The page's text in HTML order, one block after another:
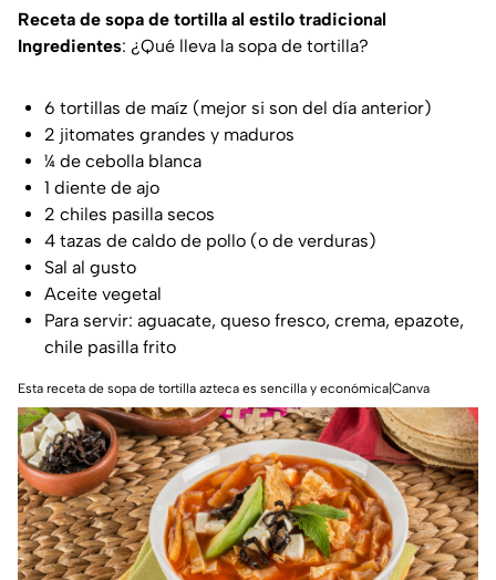
Receta de sopa de tortilla al estilo tradicional
Ingredientes: ¿Qué lleva la sopa de tortilla?
6 tortillas de maíz (mejor si son del día anterior)
2 jitomates grandes y maduros
¼ de cebolla blanca
1 diente de ajo
2 chiles pasilla secos
4 tazas de caldo de pollo (o de verduras)
Sal al gusto
Aceite vegetal
Para servir: aguacate, queso fresco, crema, epazote,
chile pasilla frito
Esta receta de sopa de tortilla azteca es sencilla y económica|Canva